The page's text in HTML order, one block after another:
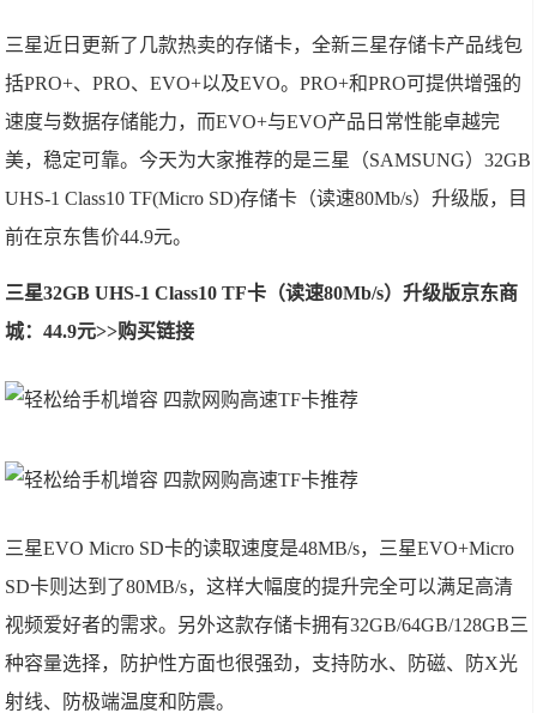
三星近日更新了几款热卖的存储卡，全新三星存储卡产品线包
括PRO+、PRO、EVO+以及EVO。PRO+和PRO可提供增强的
速度与数据存储能力，而EVO+与EVO产品日常性能卓越完
美，稳定可靠。今天为大家推荐的是三星（SAMSUNG）32GB
UHS-1 Class10 TF(Micro SD)存储卡（读速80Mb/s）升级版，目
前在京东售价44.9元。
三星32GB UHS-1 Class10 TF卡（读速80Mb/s）升级版京东商
城：44.9元>>购买链接
三星EVO Micro SD卡的读取速度是48MB/s，三星EVO+Micro
SD卡则达到了80MB/s，这样大幅度的提升完全可以满足高清
视频爱好者的需求。另外这款存储卡拥有32GB/64GB/128GB三
种容量选择，防护性方面也很强劲，支持防水、防磁、防X光
射线、防极端温度和防震。